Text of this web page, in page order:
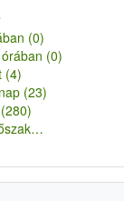
(0)
(0)
(4)
(23)
(280)